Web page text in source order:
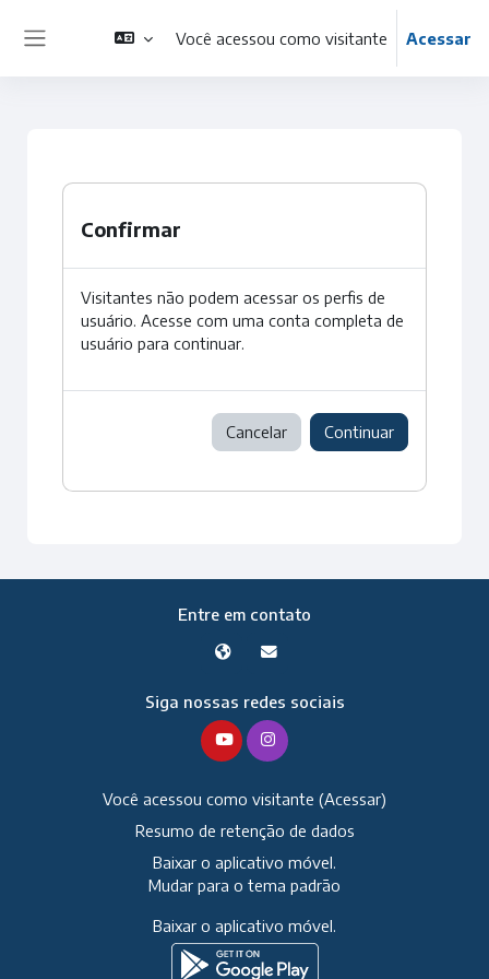
Você acessou como visitante Acessar
Confirmar
Visitantes não podem acessar os perfis de
usuário. Acesse com uma conta completa de
usuário para continuar.
Cancelar Continuar
Entre em contato
Siga nossas redes sociais
Você acessou como visitante (Acessar)
Resumo de retenção de dados
Baixar o aplicativo móvel.
Mudar para o tema padrão
Baixar o aplicativo móvel.